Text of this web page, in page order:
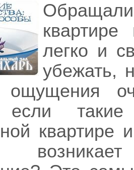
Обращали
легко и
убежать,
ощущения
если
квартире